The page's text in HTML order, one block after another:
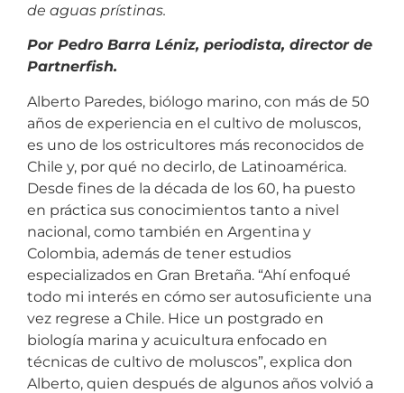
de aguas prístinas.
Por Pedro Barra Léniz, periodista, director de
Partnerfish.
Alberto Paredes, biólogo marino, con más de 50
años de experiencia en el cultivo de moluscos,
es uno de los ostricultores más reconocidos de
Chile y, por qué no decirlo, de Latinoamérica.
Desde fines de la década de los 60, ha puesto
en práctica sus conocimientos tanto a nivel
nacional, como también en Argentina y
Colombia, además de tener estudios
especializados en Gran Bretaña. “Ahí enfoqué
todo mi interés en cómo ser autosuficiente una
vez regrese a Chile. Hice un postgrado en
biología marina y acuicultura enfocado en
técnicas de cultivo de moluscos”, explica don
Alberto, quien después de algunos años volvió a